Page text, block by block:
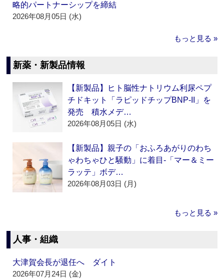
略的パートナーシップを締結
2026年08月05日 (水)
もっと見る »
新薬・新製品情報
【新製品】ヒト脳性ナトリウム利尿ペプ
チドキット「ラピッドチップBNP-II」を
発売 積水メデ…
2026年08月05日 (水)
【新製品】親子の「おふろあがりのわち
ゃわちゃひと騒動」に着目‐「マー＆ミー
ラッテ」ボデ…
2026年08月03日 (月)
もっと見る »
人事・組織
大津賀会長が退任へ ダイト
2026年07月24日 (金)